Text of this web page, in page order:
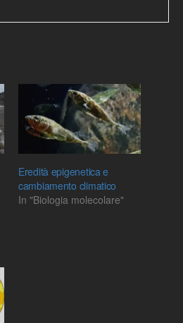
Eredità epigenetica e
cambiamento climatico
In "Biologia molecolare"